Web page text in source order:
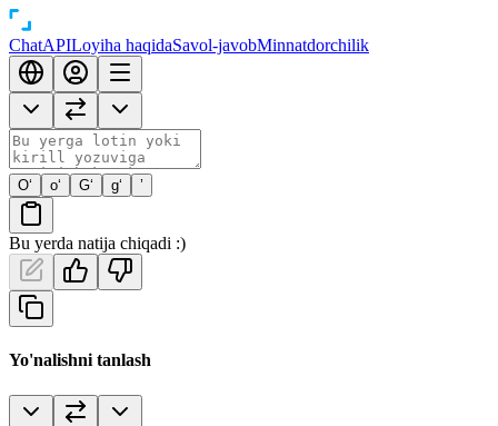
ChatAPILoyiha haqidaSavol-javobMinnatdorchilik
O‘ o‘ G‘ g‘ ’
Bu yerda natija chiqadi :)
Yo'nalishni tanlash